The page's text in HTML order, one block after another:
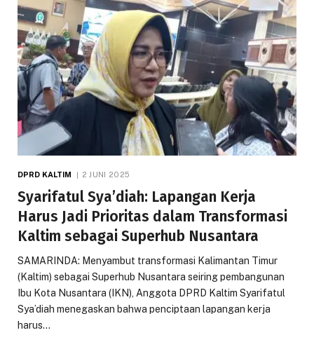
DPRD KALTIM 2 JUNI 2025
Syarifatul Sya’diah: Lapangan Kerja
Harus Jadi Prioritas dalam Transformasi
Kaltim sebagai Superhub Nusantara
SAMARINDA: Menyambut transformasi Kalimantan Timur
(Kaltim) sebagai Superhub Nusantara seiring pembangunan
Ibu Kota Nusantara (IKN), Anggota DPRD Kaltim Syarifatul
Sya’diah menegaskan bahwa penciptaan lapangan kerja
harus…